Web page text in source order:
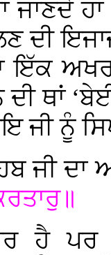
ਜਾਣਦੇ
ਦੀ
ਇੱਕ
ਥਾਂ
ਜੀ ਨੂੰ
ਜੀ ਦਾ
ਹੈ ਪਰ